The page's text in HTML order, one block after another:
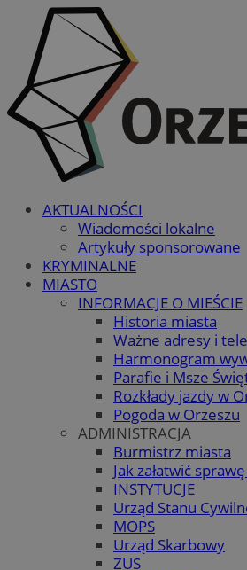
AKTUALNOŚCI
Wiadomości lokalne
Artykuły sponsorowane
KRYMINALNE
MIASTO
INFORMACJE O MIEŚCIE
Historia miasta
Ważne adresy i
Harmonogram
Parafie i Msze
Rozkłady jazdy w
Pogoda w Orzeszu
ADMINISTRACJA
Burmistrz miasta
Jak załatwić
INSTYTUCJE
Urząd Stanu
MOPS
Urząd Skarbowy
ZUS